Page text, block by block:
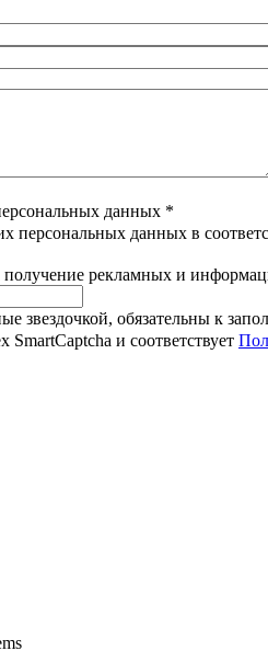
данных *
персональных данных в
получение рекламных и
звездочкой, обязательны к
и соответствует